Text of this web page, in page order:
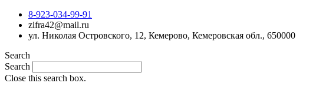
8-923-034-99-91
zifra42@mail.ru
ул. Николая Островского, 12, Кемерово, Кемеровская обл., 650000
Search
Search
Close this search box.